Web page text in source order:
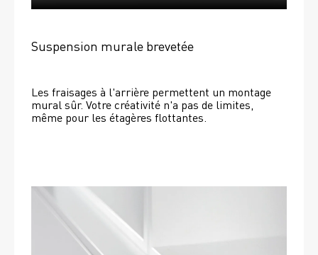
Suspension murale brevetée
Les fraisages à l'arrière permettent un montage
mural sûr. Votre créativité n'a pas de limites,
même pour les étagères flottantes.